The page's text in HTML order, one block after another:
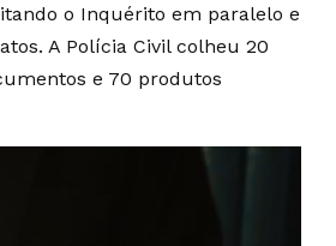
o Inquérito em paralelo e
A Polícia Civil colheu 20
e 70 produtos